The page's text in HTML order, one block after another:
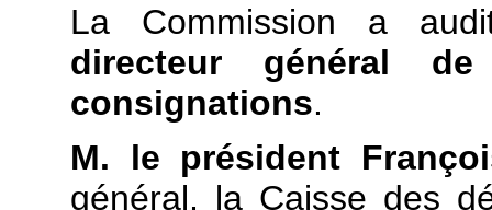
La Commission a
directeur général
consignations.
M. le président
général, la Caisse des